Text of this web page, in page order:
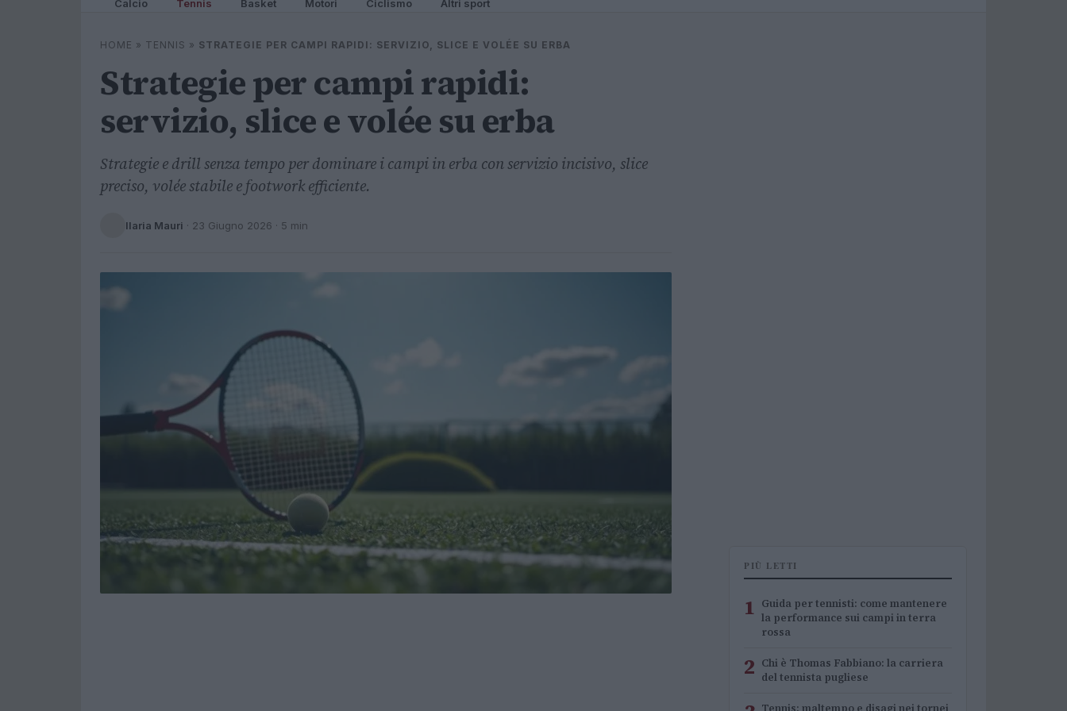
Calcio Tennis Basket Motori Ciclismo Altri sport
HOME » TENNIS » STRATEGIE PER CAMPI RAPIDI: SERVIZIO, SLICE E VOLÉE SU ERBA
Strategie per campi rapidi:
servizio, slice e volée su erba
Strategie e drill senza tempo per dominare i campi in erba con servizio incisivo, slice
preciso, volée stabile e footwork efficiente.
Ilaria Mauri · 23 Giugno 2026 · 5 min
PIÙ LETTI
1 Guida per tennisti: come mantenere
la performance sui campi in terra
rossa
2 Chi è Thomas Fabbiano: la carriera
del tennista pugliese
Tennis: maltempo e disagi nei tornei